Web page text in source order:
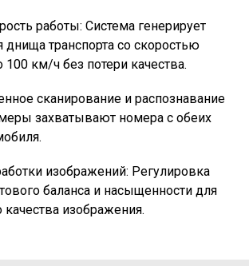
работы: Система генерирует
днища транспорта со скоростью
км/ч без потери качества.
сканирование и распознавание
захватывают номера с обеих
изображений: Регулировка
баланса и насыщенности для
изображения.